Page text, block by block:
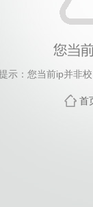
示：您当前ip并非
首